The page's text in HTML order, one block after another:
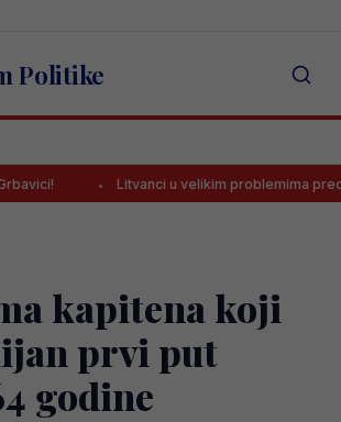
Politike
Litvanci u velikim problemima pred duel
kapitena koji
prvi put
godine